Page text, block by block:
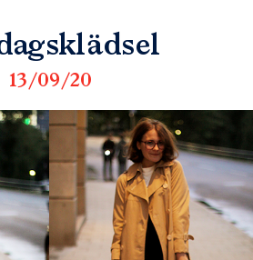
13/09/20